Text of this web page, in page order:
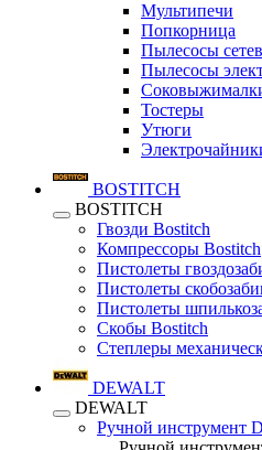
Мультипечи
Попкорница
Пылесосы
Пылесосы
Тостеры
Утюги
BOSTITCH
BOSTITCH
Гвозди Bostitch
Компрессоры Bostitch
Пистолеты
Пистолеты
Пистолеты
Скобы Bostitch
Степлеры
DEWALT
DEWALT
Ручной инструмент